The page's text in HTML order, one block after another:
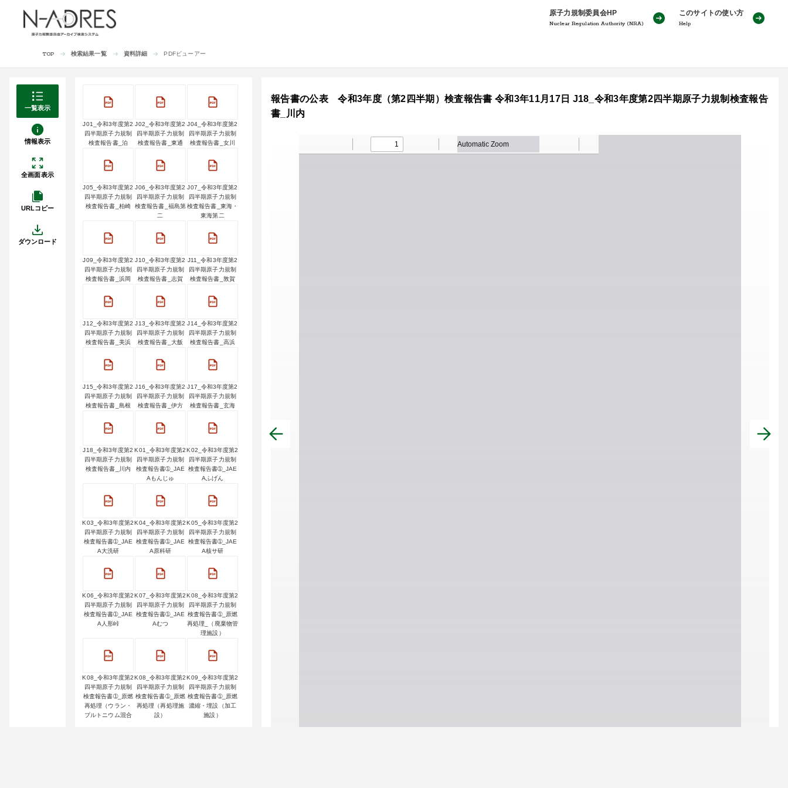
原子力規制委員会HP
Nuclear Regulation Authority (NRA)
このサイトの使い方
Help
TOP 検索結果一覧 資料詳細 PDFビューアー
一覧表示
情報表示
全画面表示
URLコピー
ダウンロード
J01_令和3年度第2
四半期原子力規制
検査報告書_泊
J02_令和3年度第2
四半期原子力規制
検査報告書_東通
J04_令和3年度第2
四半期原子力規制
検査報告書_女川
J05_令和3年度第2
四半期原子力規制
検査報告書_柏崎
J06_令和3年度第2
四半期原子力規制
検査報告書_福島第
二
J07_令和3年度第2
四半期原子力規制
検査報告書_東海・
東海第二
J09_令和3年度第2
四半期原子力規制
検査報告書_浜岡
J10_令和3年度第2
四半期原子力規制
検査報告書_志賀
J11_令和3年度第2
四半期原子力規制
検査報告書_敦賀
J12_令和3年度第2
四半期原子力規制
検査報告書_美浜
J13_令和3年度第2
四半期原子力規制
検査報告書_大飯
J14_令和3年度第2
四半期原子力規制
検査報告書_高浜
J15_令和3年度第2
四半期原子力規制
検査報告書_島根
J16_令和3年度第2
四半期原子力規制
検査報告書_伊方
J17_令和3年度第2
四半期原子力規制
検査報告書_玄海
J18_令和3年度第2
四半期原子力規制
検査報告書_川内
K01_令和3年度第2
四半期原子力規制
検査報告書➀_JAE
Aもんじゅ
K02_令和3年度第2
四半期原子力規制
検査報告書➀_JAE
Aふげん
K03_令和3年度第2
四半期原子力規制
検査報告書➀_JAE
A大洗研
K04_令和3年度第2
四半期原子力規制
検査報告書➀_JAE
A原科研
K05_令和3年度第2
四半期原子力規制
検査報告書➀_JAE
A核サ研
K06_令和3年度第2
四半期原子力規制
検査報告書➀_JAE
A人形峠
K07_令和3年度第2
四半期原子力規制
検査報告書➀_JAE
Aむつ
K08_令和3年度第2
四半期原子力規制
検査報告書➀_原燃
再処理_（廃棄物管
理施設）
K08_令和3年度第2
四半期原子力規制
検査報告書➀_原燃
再処理（ウラン・
プルトニウム混合
K08_令和3年度第2
四半期原子力規制
検査報告書➀_原燃
再処理（再処理施
設）
K09_令和3年度第2
四半期原子力規制
検査報告書➀_原燃
濃縮・埋設（加工
施設）
報告書の公表 令和3年度（第2四半期）検査報告書 令和3年11月17日 J18_令和3年度第2四半期原子力規制検査報告
書_川内